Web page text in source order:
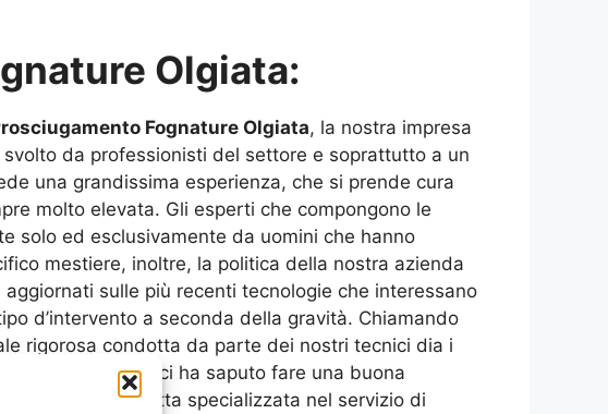
Olgiata:
Fognature Olgiata, la nostra impresa
da professionisti del settore e soprattutto a un
una grandissima esperienza, che si prende cura
molto elevata. Gli esperti che compongono le
solo ed esclusivamente da uomini che hanno
mestiere, inoltre, la politica della nostra azienda
sulle più recenti tecnologie che interessano
d’intervento a seconda della gravità. Chiamando
rigorosa condotta da parte dei nostri tecnici dia i
nostra clientela ci ha saputo fare una buona
la nostra ditta specializzata nel servizio di